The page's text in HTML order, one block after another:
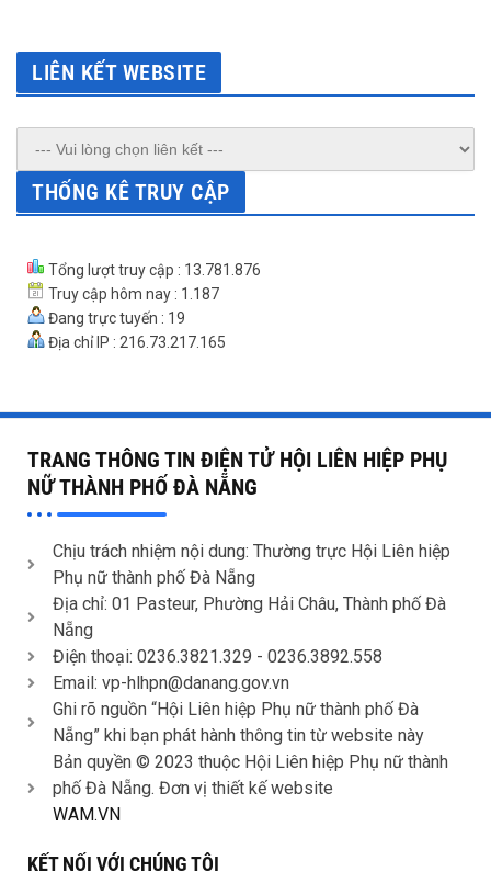
LIÊN KẾT WEBSITE
THỐNG KÊ TRUY CẬP
Tổng lượt truy cập : 13.781.876
Truy cập hôm nay : 1.187
Đang trực tuyến : 19
Địa chỉ IP : 216.73.217.165
TRANG THÔNG TIN ĐIỆN TỬ HỘI LIÊN HIỆP PHỤ
NỮ THÀNH PHỐ ĐÀ NẴNG
Chịu trách nhiệm nội dung: Thường trực Hội Liên hiệp
Phụ nữ thành phố Đà Nẵng
Địa chỉ: 01 Pasteur, Phường Hải Châu, Thành phố Đà
Nẵng
Điện thoại: 0236.3821.329 - 0236.3892.558
Email: vp-hlhpn@danang.gov.vn
Ghi rõ nguồn “Hội Liên hiệp Phụ nữ thành phố Đà
Nẵng” khi bạn phát hành thông tin từ website này
Bản quyền © 2023 thuộc Hội Liên hiệp Phụ nữ thành
phố Đà Nẵng. Đơn vị thiết kế website
WAM.VN
KẾT NỐI VỚI CHÚNG TÔI